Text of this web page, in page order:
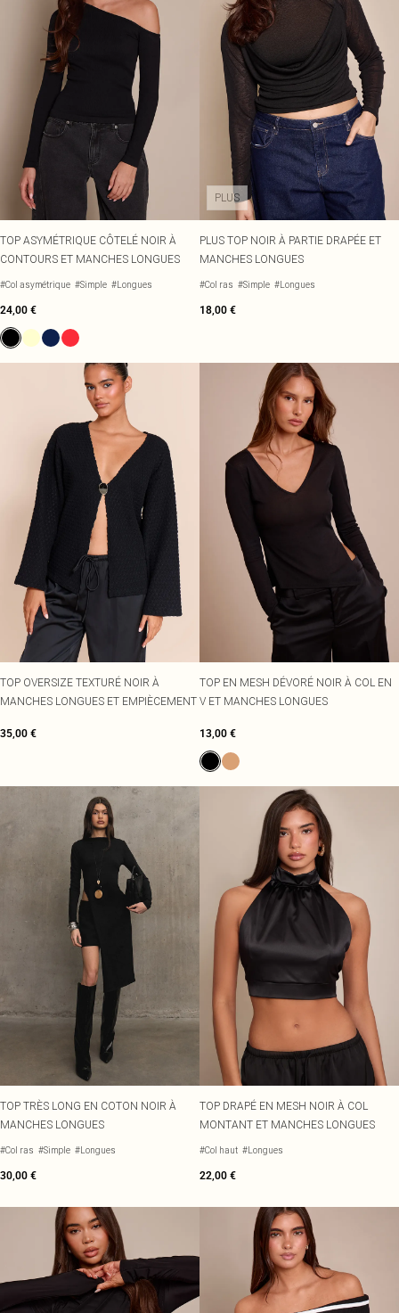
TOP ASYMÉTRIQUE CÔTELÉ NOIR À
CONTOURS ET MANCHES LONGUES
#Col asymétrique #Simple #Longues
24,00 €
PLUS
PLUS TOP NOIR À PARTIE DRAPÉE ET
MANCHES LONGUES
#Col ras #Simple #Longues
18,00 €
TOP OVERSIZE TEXTURÉ NOIR À
MANCHES LONGUES ET EMPIÈCEMENT
35,00 €
TOP EN MESH DÉVORÉ NOIR À COL EN
V ET MANCHES LONGUES
13,00 €
TOP TRÈS LONG EN COTON NOIR À
MANCHES LONGUES
#Col ras #Simple #Longues
30,00 €
TOP DRAPÉ EN MESH NOIR À COL
MONTANT ET MANCHES LONGUES
#Col haut #Longues
22,00 €